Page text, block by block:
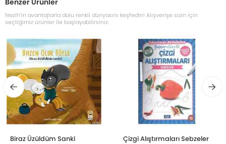
Benzer Ürünler
Nezih’in avantajlarla dolu renkli dünyasını keşfedin! Alışverişe sizin için
seçtiğimiz ürünler ile başlayabilirsiniz.
Biraz Üzüldüm Sanki Çizgi Alıştırmaları Sebzeler